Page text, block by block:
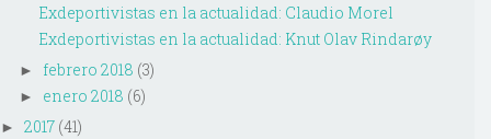
Exdeportivistas en la actualidad: Claudio Morel
Exdeportivistas en la actualidad: Knut Olav Rindarøy
► febrero 2018 (3)
► enero 2018 (6)
► 2017 (41)